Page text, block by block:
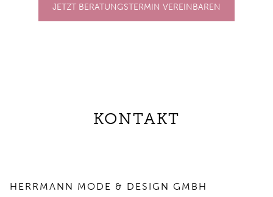
JETZT BERATUNGSTERMIN VEREINBAREN
KONTAKT
HERRMANN MODE & DESIGN GMBH